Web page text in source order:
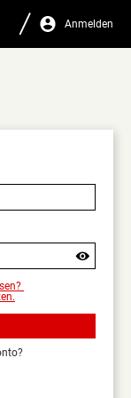
Anmelden